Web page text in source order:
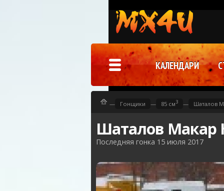
Шаталов Макар
Последняя гонка 15 июля 2017
— Гонщики — 85 см3 — Шаталов
КАЛЕНДАРИ